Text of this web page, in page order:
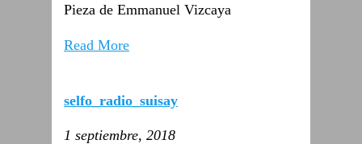
Pieza de Emmanuel Vizcaya
Read More
selfo_radio_suisay
1 septiembre, 2018